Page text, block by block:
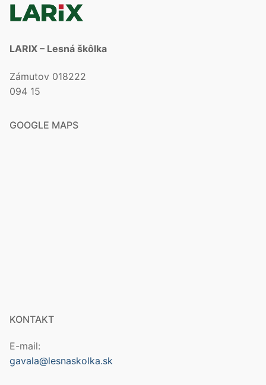
LARIX – Lesná škôlka
Zámutov 018222
094 15
GOOGLE MAPS
KONTAKT
E-mail:
gavala@lesnaskolka.sk